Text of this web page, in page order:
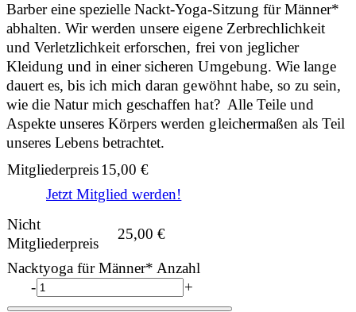
Barber eine spezielle Nackt-Yoga-Sitzung für Männer*
abhalten. Wir werden unsere eigene Zerbrechlichkeit
und Verletzlichkeit erforschen, frei von jeglicher
Kleidung und in einer sicheren Umgebung. Wie lange
dauert es, bis ich mich daran gewöhnt habe, so zu sein,
wie die Natur mich geschaffen hat? Alle Teile und
Aspekte unseres Körpers werden gleichermaßen als Teil
unseres Lebens betrachtet.
Mitgliederpreis15,00€
Jetzt Mitglied werden!
Nicht
Mitgliederpreis
25,00€
Nacktyoga für Männer* Anzahl
-
+